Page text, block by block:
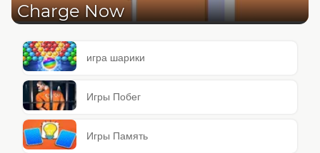
Charge Now
игра шарики
Игры Побег
Игры Память